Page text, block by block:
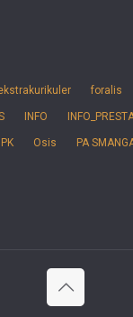
foralis
INFO
Osis PA